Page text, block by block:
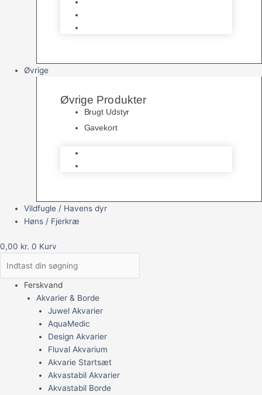
Øvrige
Øvrige Produkter
Brugt Udstyr
Gavekort
Vildfugle / Havens dyr
Høns / Fjerkræ
0,00 kr. 0 Kurv
Ferskvand
Akvarier & Borde
Juwel Akvarier
AquaMedic
Design Akvarier
Fluval Akvarium
Akvarie Startsæt
Akvastabil Akvarier
Akvastabil Borde